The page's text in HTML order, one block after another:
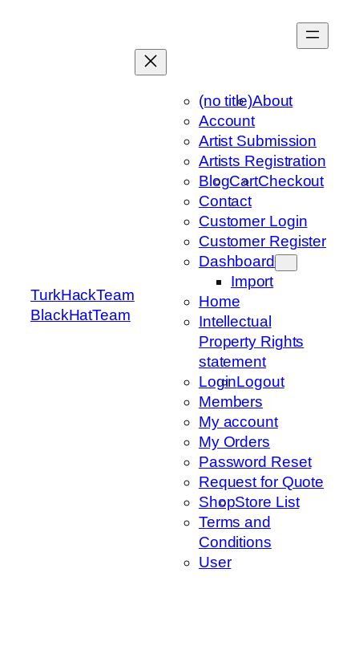
TurkHackTeam
BlackHatTeam
(no title)About
Account
Artist Submission
Artists Registration
BlogCartCheckout
Contact
Customer Login
Customer Register
Dashboard
Import
Home
Intellectual
Property Rights
statement
LoginLogout
Members
My account
My Orders
Password Reset
Request for Quote
ShopStore List
Terms and
Conditions
User